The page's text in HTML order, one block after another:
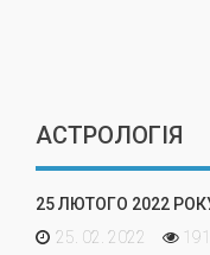
АСТРОЛОГІЯ
25 ЛЮТОГО 2022
25. 02. 2022